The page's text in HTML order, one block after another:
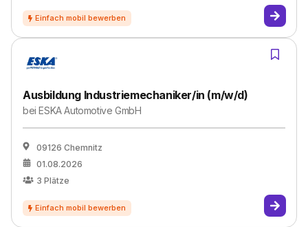
Ausbildung Industriemechaniker/in (m/w/d)
beiESKA Automotive GmbH
09126 Chemnitz
01.08.2026
3 Plätze